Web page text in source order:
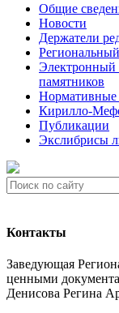
Общие
Новости
Держатели
Электронный
памятников
Нормативные
Кирилло-
Публикации
Экслибрисы
Контакты
Заведующая
ценными
Денисова Регина